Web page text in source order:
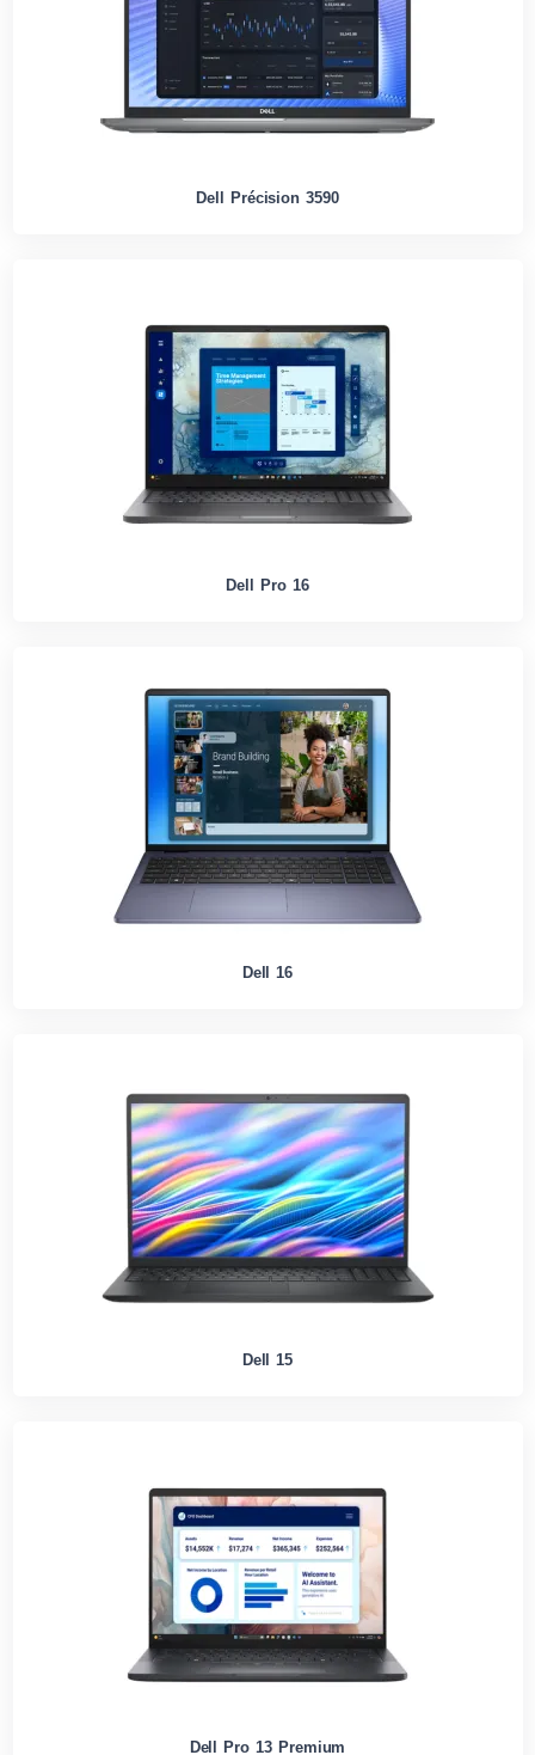
Dell Précision 3590
Dell Pro 16
Dell 16
Dell 15
Dell Pro 13 Premium